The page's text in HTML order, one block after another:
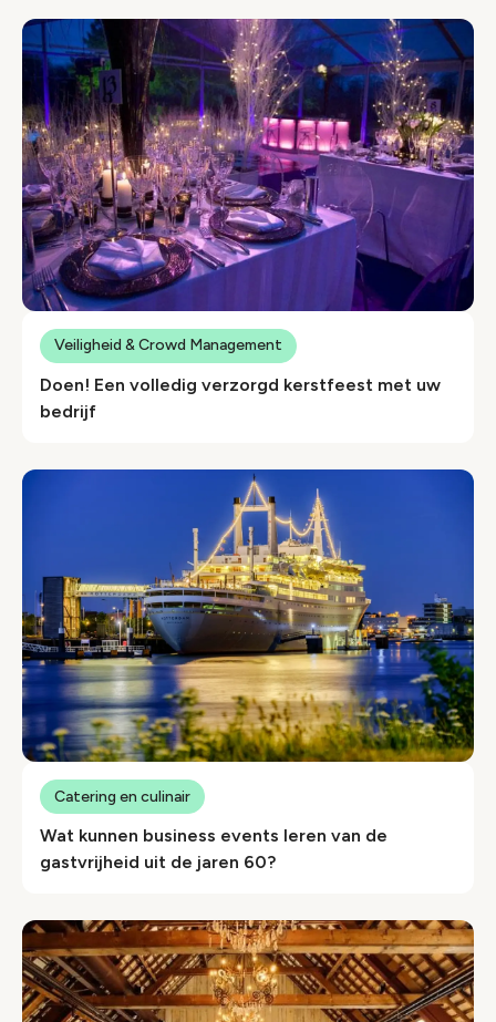
Doen! Een volledig verzorgd kerstfeest met uw
bedrijf
Veiligheid & Crowd Management
Wat kunnen business events leren van de
gastvrijheid uit de jaren 60?
Catering en culinair